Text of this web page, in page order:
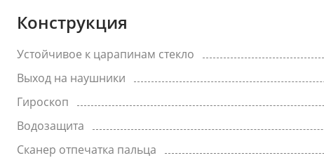
Конструкция
Устойчивое к царапинам стекло
Выход на наушники
Гироскоп
Водозащита
Сканер отпечатка пальца